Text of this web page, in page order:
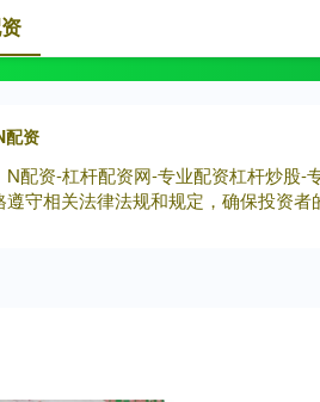
配资
N配资-杠杆配资网-专业配资杠杆炒股-
遵守相关法律法规和规定，确保投资者